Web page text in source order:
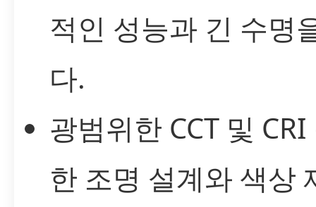
적인 성능과 긴 수명
다.
광범위한 CCT 및
한 조명 설계와 색상